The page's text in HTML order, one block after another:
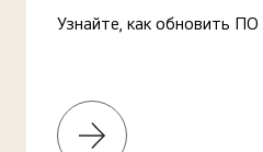
Узнайте, как обновить
Узнать
больше